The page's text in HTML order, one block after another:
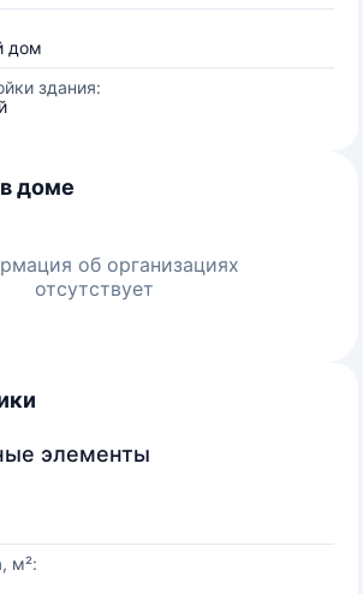
дом
здания:
доме
об организациях
отсутствует
элементы
м²: